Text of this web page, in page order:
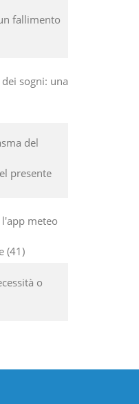
fallimento
sogni: una
del
presente
meteo
41
o